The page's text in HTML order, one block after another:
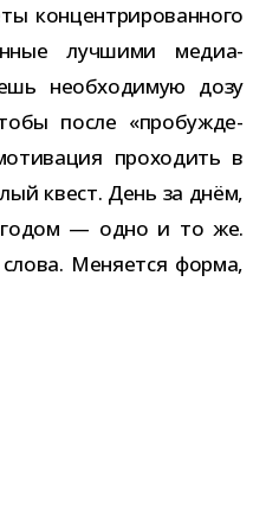
кон­цен­три­ро­ван­ного
луч­шими медиа-​
необ­хо­ди­мую дозу
после «про­буж­де­
про­хо­дить в
квест. День за днём,
годом — одно и то же.
Меняется форма,